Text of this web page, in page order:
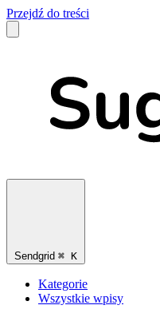
Przejdź do treści
Sendgrid ⌘ K
Kategorie
Wszystkie wpisy